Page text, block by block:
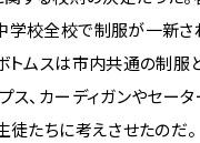
校全校で制服が一新さ
トムスは市内共通の制服
ス、カーディガンやセー
徒たちに考えさせたのだ。